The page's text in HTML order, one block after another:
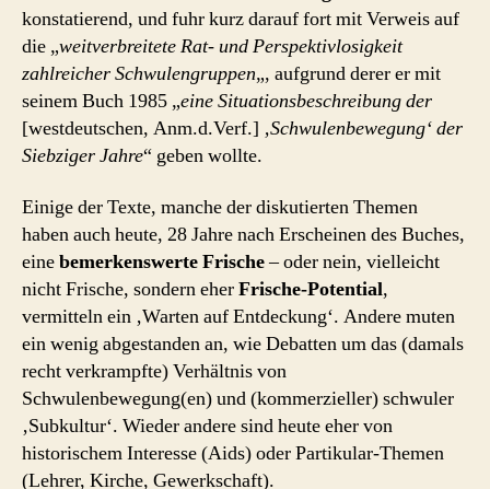
konstatierend, und fuhr kurz darauf fort mit Verweis auf
die „weitverbreitete Rat- und Perspektivlosigkeit
zahlreicher Schwulengruppen„, aufgrund derer er mit
seinem Buch 1985 „eine Situationsbeschreibung der
[westdeutschen, Anm.d.Verf.] ‚Schwulenbewegung‘ der
Siebziger Jahre“ geben wollte.
Einige der Texte, manche der diskutierten Themen
haben auch heute, 28 Jahre nach Erscheinen des Buches,
einebemerkenswerte Frische– oder nein, vielleicht
nicht Frische, sondern eherFrische-Potential,
vermitteln ein ‚Warten auf Entdeckung‘. Andere muten
ein wenig abgestanden an, wie Debatten um das (damals
recht verkrampfte) Verhältnis von
Schwulenbewegung(en) und (kommerzieller) schwuler
‚Subkultur‘. Wieder andere sind heute eher von
historischem Interesse (Aids) oder Partikular-Themen
(Lehrer, Kirche, Gewerkschaft).